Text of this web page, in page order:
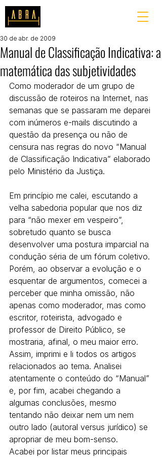
Manual de Classificação Indicativa: a
matemática das subjetividades
30 de abr. de 2009
Como moderador de um grupo de
discussão de roteiros na Internet, nas
semanas que se passaram me deparei
com inúmeros e-mails discutindo a
questão da presença ou não de
censura nas regras do novo “Manual
de Classificação Indicativa” elaborado
pelo Ministério da Justiça.
Em princípio me calei, escutando a
velha sabedoria popular que nos diz
para “não mexer em vespeiro”,
sobretudo quanto se busca
desenvolver uma postura imparcial na
condução séria de um fórum coletivo.
Porém, ao observar a evolução e o
esquentar de argumentos, comecei a
perceber que minha omissão, não
apenas como moderador, mas como
escritor, roteirista, advogado e
professor de Direito Público, se
mostraria, afinal, o meu maior erro.
Assim, imprimi e li todos os artigos
relacionados ao tema. Analisei
atentamente o conteúdo do “Manual”
e, por fim, acabei chegando a
algumas conclusões, mesmo
tentando não deixar nem um nem
outro lado (autoral versus jurídico) se
apropriar de meu bom-senso.
Acabei por listar meus principais